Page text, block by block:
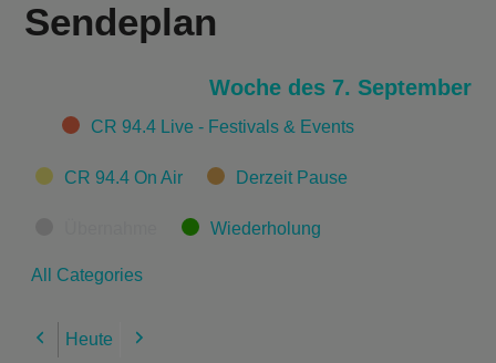
Sendeplan
Woche des 7. September
CategoriesCR 94.4 Live - Festivals & Events
CR 94.4 On Air Derzeit Pause
Wiederholung
All Categories
Previous
Heute Next